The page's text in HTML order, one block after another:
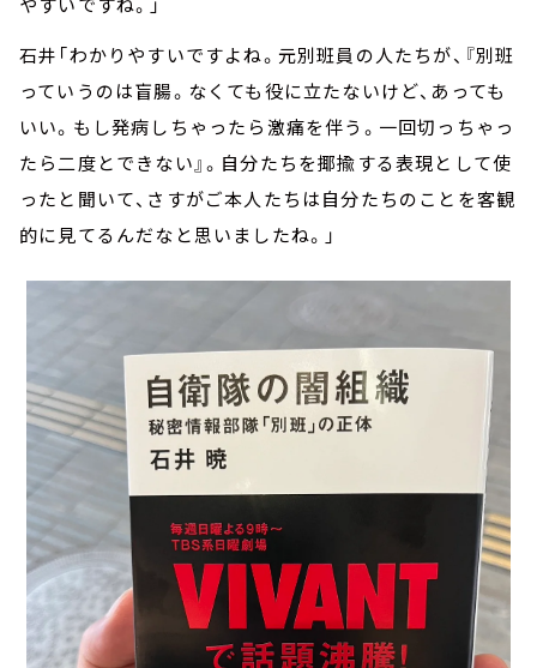
石井「わかりやすいですよね。元別班員の人たちが、『別班
っていうのは盲腸。なくても役に立たないけど、あっても
いい。もし発病しちゃったら激痛を伴う。一回切っちゃっ
たら二度とできない』。自分たちを揶揄する表現として使
ったと聞いて、さすがご本人たちは自分たちのことを客観
的に見てるんだなと思いましたね。」